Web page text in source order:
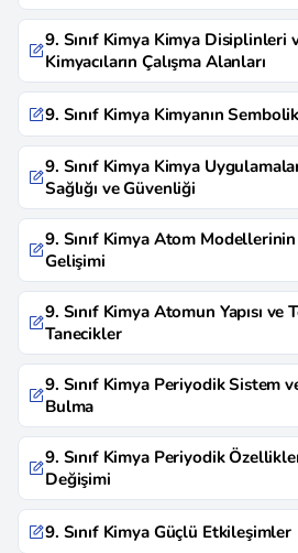
9. Sınıf Kimya Kimya Disiplinleri
Kimyacıların Çalışma Alanları
9. Sınıf Kimya Kimyanın
9. Sınıf Kimya Kimya
Sağlığı ve Güvenliği
9. Sınıf Kimya Atom
Gelişimi
9. Sınıf Kimya Atomun Yapısı ve
Tanecikler
9. Sınıf Kimya Periyodik Sistem
Bulma
9. Sınıf Kimya Periyodik
Değişimi
9. Sınıf Kimya Güçlü Etkileşimler